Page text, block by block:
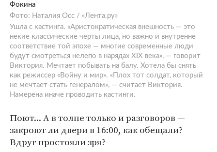
Фокина
Фото: Наталия Осс / «Лента.ру»
Ушла с кастинга. «Аристократическая внешность — это
некие классические черты лица, но важно и внутренне
соответствие той эпохе — многие современные люди
будут смотреться нелепо в нарядах XIX века», — говорит
Виктория. Мечтает побывать на балу. Хотела бы снять
как режиссер «Войну и мир». «Плох тот солдат, который
не мечтает стать генералом», — считает Виктория.
Намерена иначе проводить кастинги.
Поют... А в толпе только и разговоров —
закроют ли двери в 16:00, как обещали?
Вдруг простояли зря?